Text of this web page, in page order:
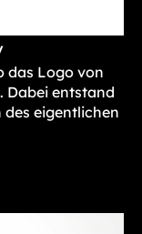
das Logo von
Dabei entstand
des eigentlichen